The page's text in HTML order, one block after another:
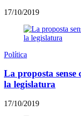
17/10/2019
Política
La proposta sense
la legislatura
17/10/2019